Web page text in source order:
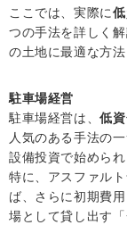
ここでは、実際に
つの手法を詳しく
の土地に最適な方法
駐車場経営
駐車場経営は、低
人気のある手法の
設備投資で始めら
特に、アスファル
ば、さらに初期費
場として貸し出す